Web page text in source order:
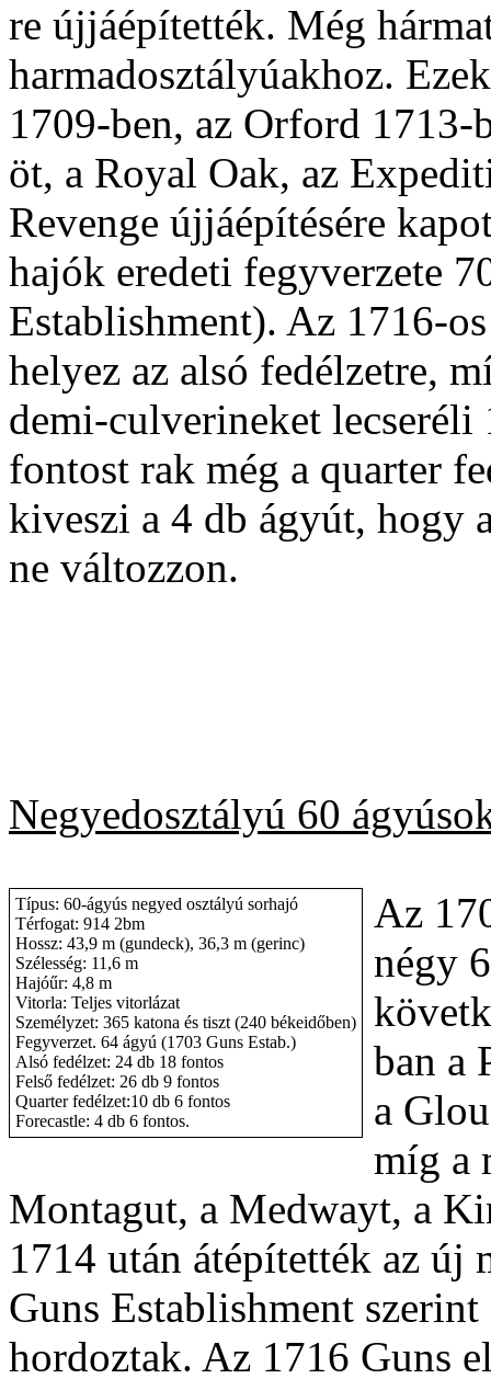
re újjáépítették. Még
harmadosztályúakhoz.
1709-ben, az Orford
öt, a Royal Oak, az
Revenge újjáépítésére
hajók eredeti fegyverzete
Establishment). Az 1716-
helyez az alsó fedélzetre,
demi-culverineket
fontost rak még a quarter
kiveszi a 4 db ágyút, hogy
ne változzon.
Negyedosztályú 60
Típus: 60-ágyús negyed osztályú sorhajó
Térfogat: 914 2bm
Hossz: 43,9 m (gundeck), 36,3 m (gerinc)
Szélesség: 11,6 m
Hajóűr: 4,8 m
Vitorla: Teljes vitorlázat
Személyzet: 365 katona és tiszt (240 békeidőben)
Fegyverzet. 64 ágyú (1703 Guns Estab.)
Alsó fedélzet: 24 db 18 fontos
Felső fedélzet: 26 db 9 fontos
Quarter fedélzet:10 db 6 fontos
Forecastle: 4 db 6 fontos.
Az
négy
ban a
a
míg a
Montagut, a Medwayt, a
1714 után átépítették az új
Guns Establishment
hordoztak. Az 1716 Guns